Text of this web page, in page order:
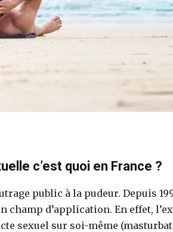
c’est quoi en France ?
public à la pudeur. Depuis
champ d’application. En effet,
sexuel sur soi-même